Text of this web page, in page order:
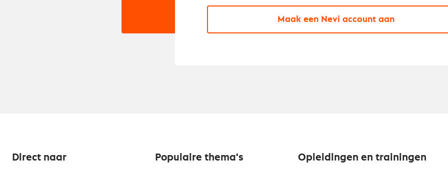
Maak een Nevi account aan
Direct naar Populaire thema's Opleidingen en trainingen